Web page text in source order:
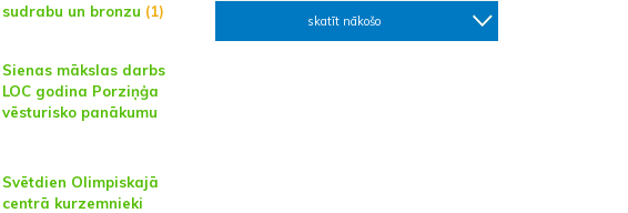
sudrabu un bronzu (1)
Sienas mākslas darbs
LOC godina Porziņģa
vēsturisko panākumu
Svētdien Olimpiskajā
centrā kurzemnieki
skatīt nākošo